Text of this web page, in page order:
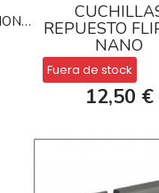
D-D THE AQUARIUM SOLUTION(1) REPUESTO
NANO
Fuera de stock
12,50 €